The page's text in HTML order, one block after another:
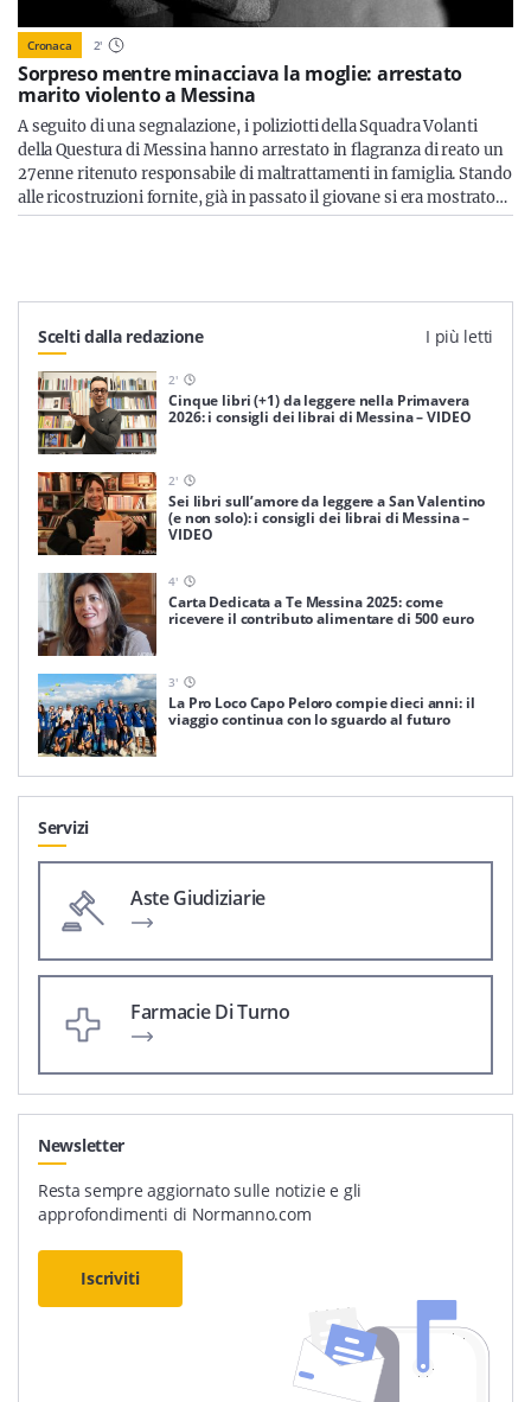
Cronaca 2'
Sorpreso mentre minacciava la moglie: arrestato
marito violento a Messina
A seguito di una segnalazione, i poliziotti della Squadra Volanti
della Questura di Messina hanno arrestato in flagranza di reato un
27enne ritenuto responsabile di maltrattamenti in famiglia. Stando
alle ricostruzioni fornite, già in passato il giovane si era mostrato…
Scelti dalla redazione I più letti
2'
Cinque libri (+1) da leggere nella Primavera
2026: i consigli dei librai di Messina – VIDEO
2'
Sei libri sull’amore da leggere a San Valentino
(e non solo): i consigli dei librai di Messina –
VIDEO
4'
Carta Dedicata a Te Messina 2025: come
ricevere il contributo alimentare di 500 euro
3'
La Pro Loco Capo Peloro compie dieci anni: il
viaggio continua con lo sguardo al futuro
Servizi
Aste Giudiziarie
Farmacie Di Turno
Newsletter
Resta sempre aggiornato sulle notizie e gli
approfondimenti di Normanno.com
Iscriviti